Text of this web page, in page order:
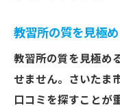
教習所の質を見極
教習所の質を見極め
せません。さいたま
口コミを探すことが